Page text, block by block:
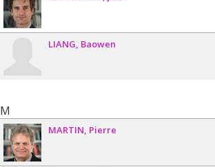
LIANG Baowen
M
MARTIN Pierre